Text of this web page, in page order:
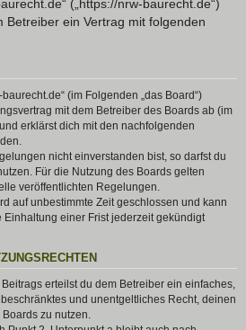
(„https://nrw-baurecht.de“)
Betreiber ein Vertrag mit folgenden
(im Folgenden „das Board“)
mit dem Betreiber des Boards ab (im
erklärst dich mit den nachfolgenden
nicht einverstanden bist, so darfst du
Für die Nutzung des Boards gelten
veröffentlichten Regelungen.
auf unbestimmte Zeit geschlossen und kann
einer Frist jederzeit gekündigt
erteilst du dem Betreiber ein einfaches,
und unentgeltliches Recht, deinen
zu nutzen.